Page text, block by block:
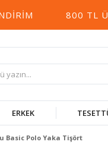
800 TL
ERKEK
Basic Polo Yaka Tişört